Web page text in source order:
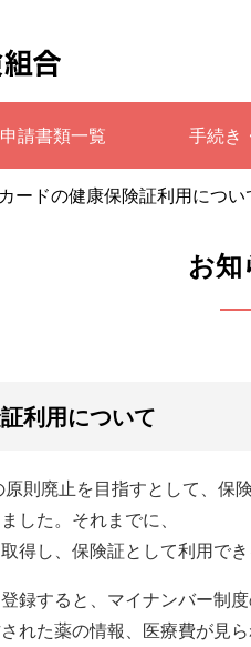
申請書類一覧 手続き
ードの健康保険証利用につい
お知
利用について
則廃止を目指すとして、保
した。それまでに、
得し、保険証として利用で
録すると、マイナンバー制
れた薬の情報、医療費が見ら